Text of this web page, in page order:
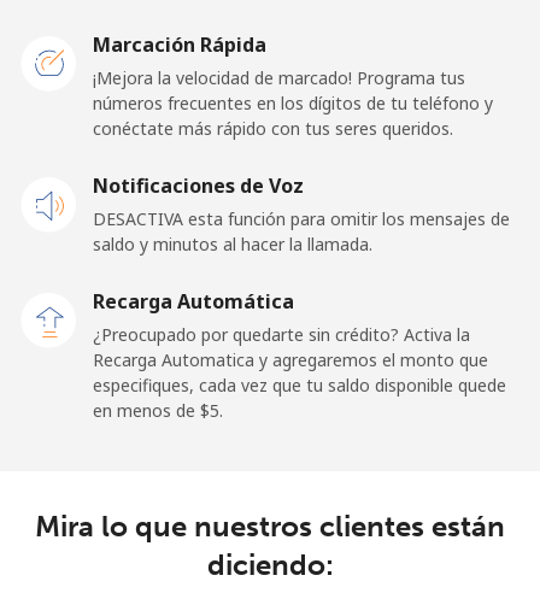
Línea fija ⁦101.5¢⁩ 9 min por ⁦$10⁩
⁦65.9¢⁩ 15 min por ⁦$10⁩
Celular ⁦54.5¢⁩ 18 min por ⁦$10⁩
Liechtenstein
Celular 51 min por ⁦$10⁩
Marcación Rápida
¡Mejora la velocidad de marcado! Programa tus
números frecuentes en los dígitos de tu teléfono y
conéctate más rápido con tus seres queridos.
Notificaciones de Voz
DESACTIVA esta función para omitir los mensajes de
saldo y minutos al hacer la llamada.
Recarga Automática
¿Preocupado por quedarte sin crédito? Activa la
Recarga Automatica y agregaremos el monto que
especifiques, cada vez que tu saldo disponible quede
en menos de ⁦$5⁩.
Mira lo que nuestros clientes están
diciendo: